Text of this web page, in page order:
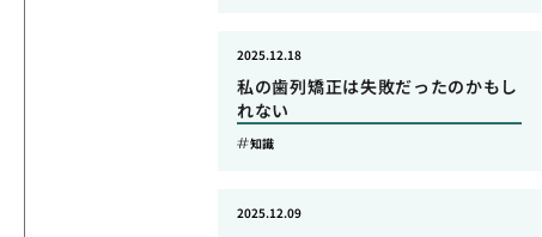
私の歯列矯正は失敗だったのかもし
れない
2025.12.18
知識
2025.12.09